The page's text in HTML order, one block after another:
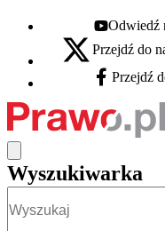
Youtube -
Odwiedź
X - otwiera się w nowej
Przejdź do
Facebook -
Przejdź
Wyszukiwarka